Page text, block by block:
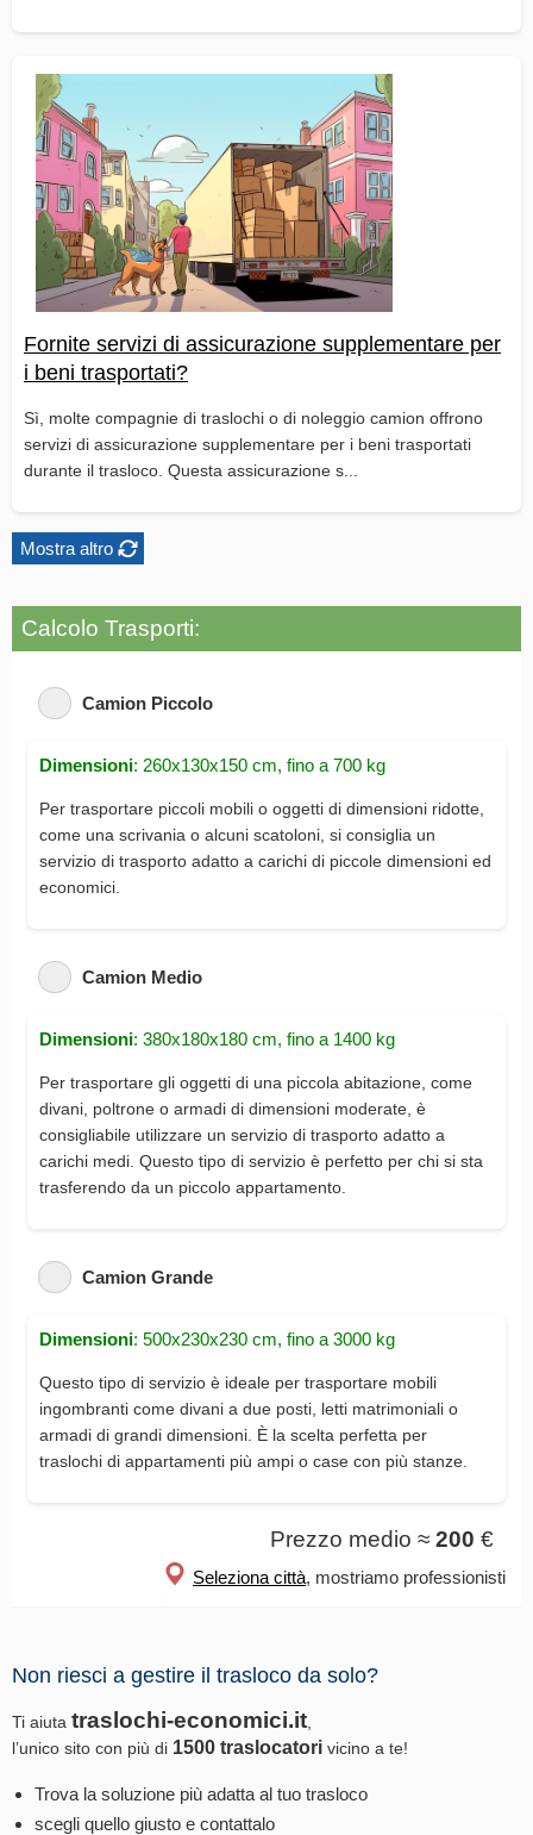
Fornite servizi di assicurazione supplementare per
i beni trasportati?
Sì, molte compagnie di traslochi o di noleggio camion offrono
servizi di assicurazione supplementare per i beni trasportati
durante il trasloco. Questa assicurazione s...
Mostra altro
Calcolo Trasporti:
Camion Piccolo
Dimensioni: 260x130x150 cm, fino a 700 kg
Per trasportare piccoli mobili o oggetti di dimensioni ridotte,
come una scrivania o alcuni scatoloni, si consiglia un
servizio di trasporto adatto a carichi di piccole dimensioni ed
economici.
Camion Medio
Dimensioni: 380x180x180 cm, fino a 1400 kg
Per trasportare gli oggetti di una piccola abitazione, come
divani, poltrone o armadi di dimensioni moderate, è
consigliabile utilizzare un servizio di trasporto adatto a
carichi medi. Questo tipo di servizio è perfetto per chi si sta
trasferendo da un piccolo appartamento.
Camion Grande
Dimensioni: 500x230x230 cm, fino a 3000 kg
Questo tipo di servizio è ideale per trasportare mobili
ingombranti come divani a due posti, letti matrimoniali o
armadi di grandi dimensioni. È la scelta perfetta per
traslochi di appartamenti più ampi o case con più stanze.
Prezzo medio ≈ 200 €
Seleziona città, mostriamo professionisti
Non riesci a gestire il trasloco da solo?
Ti aiuta traslochi-economici.it
l’unico sito con più di 1500 traslocatori vicino a te!
Trova la soluzione più adatta al tuo trasloco
scegli quello giusto e contattalo